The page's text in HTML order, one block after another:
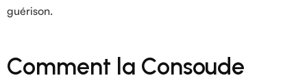
guérison.
Comment la Consoude